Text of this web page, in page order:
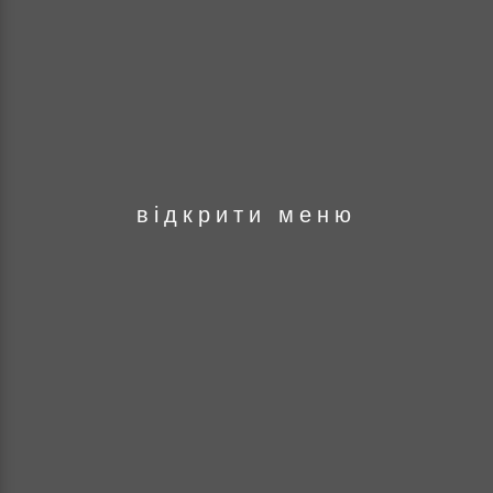
відкрити меню